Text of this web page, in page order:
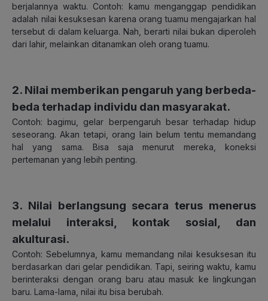
berjalannya waktu. Contoh: kamu menganggap pendidikan
adalah nilai kesuksesan karena orang tuamu mengajarkan hal
tersebut di dalam keluarga. Nah, berarti nilai bukan diperoleh
dari lahir, melainkan ditanamkan oleh orang tuamu.
2. Nilai memberikan pengaruh yang berbeda-
beda terhadap individu dan masyarakat.
Contoh: bagimu, gelar berpengaruh besar terhadap hidup
seseorang. Akan tetapi, orang lain belum tentu memandang
hal yang sama. Bisa saja menurut mereka, koneksi
pertemanan yang lebih penting.
3. Nilai berlangsung secara terus menerus
melalui interaksi, kontak sosial, dan
akulturasi.
Contoh: Sebelumnya, kamu memandang nilai kesuksesan itu
berdasarkan dari gelar pendidikan. Tapi, seiring waktu, kamu
berinteraksi dengan orang baru atau masuk ke lingkungan
baru. Lama-lama, nilai itu bisa berubah.